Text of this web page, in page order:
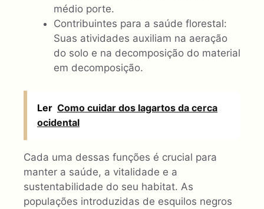
médio porte.
Contribuintes para a saúde florestal:
Suas atividades auxiliam na aeração
do solo e na decomposição do material
em decomposição.
Ler Como cuidar dos lagartos da cerca
ocidental
Cada uma dessas funções é crucial para
manter a saúde, a vitalidade e a
sustentabilidade do seu habitat. As
populações introduzidas de esquilos negros